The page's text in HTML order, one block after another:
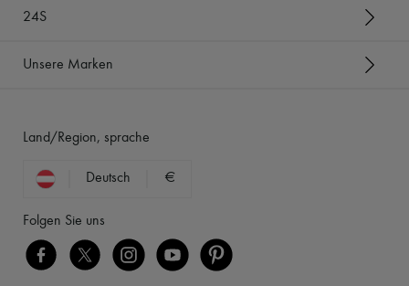
24S
Unsere Marken
Land/Region, sprache
Deutsch €
Folgen Sie uns